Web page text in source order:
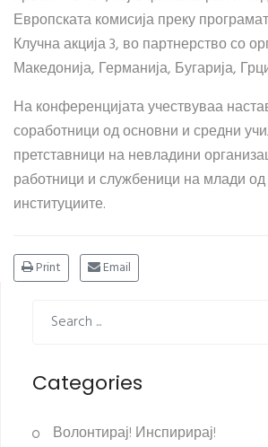
Европската комисија преку
Клучна акција 3, во партнерство со
Македонија, Германија, Бугарија,
На конференцијата учествуваа
соработници од основни и средни
претставници на невладини
работници и службеници на млади
институциите.
Print Email
Categories
Волонтирај! Инспирирај!